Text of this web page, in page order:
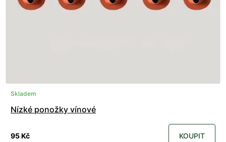
Skladem
Nízké ponožky vínové
95 Kč KOUPIT